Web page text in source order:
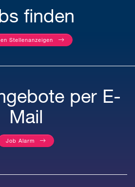
finden
Stellenanzeigen
per E-
Mail
Job Alarm